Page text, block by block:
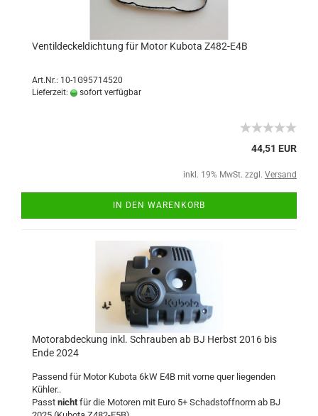
Ventildeckeldichtung für Motor Kubota Z482-E4B
Art.Nr.: 10-1G95714520
Lieferzeit:
sofort verfügbar
44,51 EUR
inkl. 19% MwSt. zzgl. Versand
IN DEN WARENKORB
Motorabdeckung inkl. Schrauben ab BJ Herbst 2016 bis
Ende 2024
Passend für Motor Kubota 6kW E4B mit vorne quer liegenden
Kühler..
Passt nichtfür die Motoren mit Euro 5+ Schadstoffnorm ab BJ